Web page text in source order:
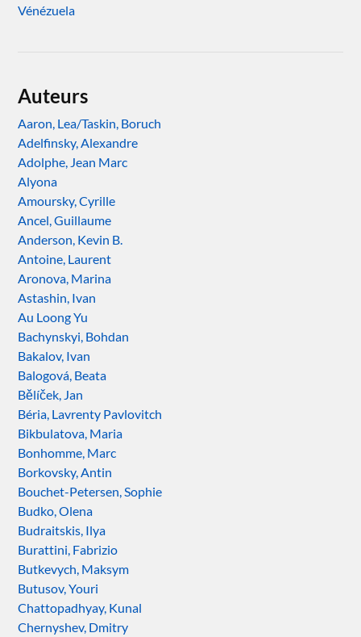
Vénézuela
Auteurs
Aaron, Lea/Taskin, Boruch
Adelfinsky, Alexandre
Adolphe, Jean Marc
Alyona
Amoursky, Cyrille
Ancel, Guillaume
Anderson, Kevin B.
Antoine, Laurent
Aronova, Marina
Astashin, Ivan
Au Loong Yu
Bachynskyi, Bohdan
Bakalov, Ivan
Balogová, Beata
Bělíček, Jan
Béria, Lavrenty Pavlovitch
Bikbulatova, Maria
Bonhomme, Marc
Borkovsky, Antin
Bouchet-Petersen, Sophie
Budko, Olena
Budraitskis, Ilya
Burattini, Fabrizio
Butkevych, Maksym
Butusov, Youri
Chattopadhyay, Kunal
Chernyshev, Dmitry